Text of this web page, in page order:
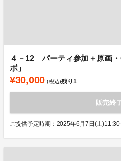
４－12 パーティ参加＋原画
ボ」
¥30,000 (税込)残り1
販売終
ご提供予定時期：2025年6月7日(土